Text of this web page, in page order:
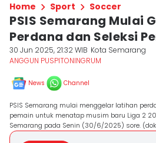
Home Sport Soccer
PSIS Semarang Mulai
Perdana dan Seleksi
30 Jun 2025, 21:32 WIB Kota Semarang
ANGGUN PUSPITONINGRUM
News Channel
PSIS Semarang mulai menggelar latihan
pemain untuk menatap musim baru Liga 2
Semarang pada Senin (30/6/2025) sore.